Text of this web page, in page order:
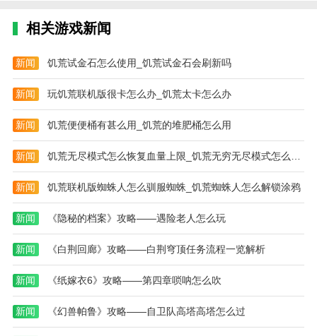
相关游戏新闻
新闻 饥荒试金石怎么使用_饥荒试金石会刷新吗
新闻 玩饥荒联机版很卡怎么办_饥荒太卡怎么办
新闻 饥荒便便桶有甚么用_饥荒的堆肥桶怎么用
新闻
新闻 饥荒联机版蜘蛛人怎么驯服蜘蛛_饥荒蜘蛛人怎么解锁涂鸦
新闻 《隐秘的档案》攻略——遇险老人怎么玩
新闻 《白荆回廊》攻略——白荆穹顶任务流程一览解析
新闻 《纸嫁衣6》攻略——第四章唢呐怎么吹
新闻 《幻兽帕鲁》攻略——自卫队高塔高塔怎么过